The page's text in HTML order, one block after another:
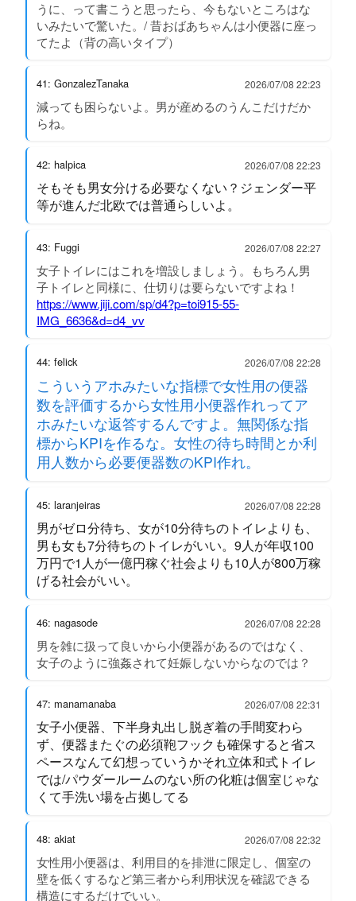
うに、って書こうと思ったら、今もないところはな
いみたいで驚いた。/ 昔おばあちゃんは小便器に座っ
てたよ（背の高いタイプ）
41: GonzalezTanaka 2026/07/08 22:23
減っても困らないよ。男が産めるのうんこだけだか
らね。
42: halpica 2026/07/08 22:23
そもそも男女分ける必要なくない？ジェンダー平
等が進んだ北欧では普通らしいよ。
43: Fuggi 2026/07/08 22:27
女子トイレにはこれを増設しましょう。もちろん男
子トイレと同様に、仕切りは要らないですよね！
https://www.jiji.com/sp/d4?p=toi915-55-
IMG_6636&d=d4_vv
44: felick 2026/07/08 22:28
こういうアホみたいな指標で女性用の便器
数を評価するから女性用小便器作れってア
ホみたいな返答するんですよ。無関係な指
標からKPIを作るな。女性の待ち時間とか利
用人数から必要便器数のKPI作れ。
45: laranjeiras 2026/07/08 22:28
男がゼロ分待ち、女が10分待ちのトイレよりも、
男も女も7分待ちのトイレがいい。9人が年収100
万円で1人が一億円稼ぐ社会よりも10人が800万稼
げる社会がいい。
46: nagasode 2026/07/08 22:28
男を雑に扱って良いから小便器があるのではなく、
女子のように強姦されて妊娠しないからなのでは？
47: manamanaba 2026/07/08 22:31
女子小便器、下半身丸出し脱ぎ着の手間変わら
ず、便器またぐの必須鞄フックも確保すると省ス
ペースなんて幻想っていうかそれ立体和式トイレ
では/パウダールームのない所の化粧は個室じゃな
くて手洗い場を占拠してる
48: akiat 2026/07/08 22:32
女性用小便器は、利用目的を排泄に限定し、個室の
壁を低くするなど第三者から利用状況を確認できる
構造にするだけでいい。